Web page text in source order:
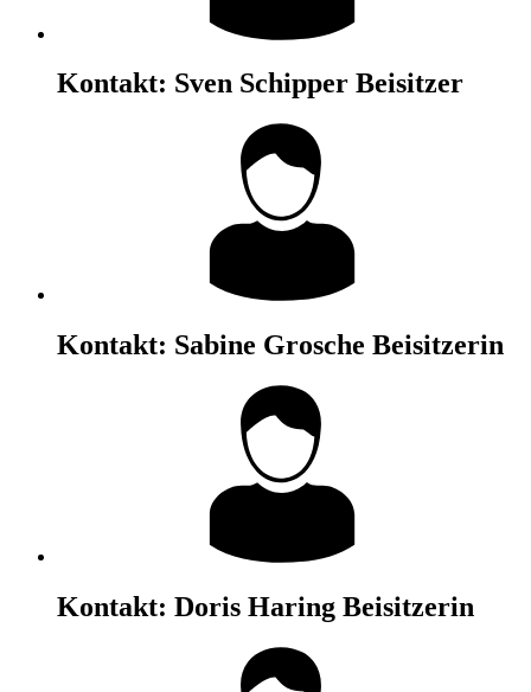
Kontakt: Sven Schipper Beisitzer
Kontakt: Sabine Grosche Beisitzerin
Kontakt: Doris Haring Beisitzerin